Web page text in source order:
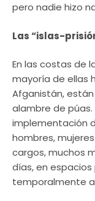
pero nadie hizo
Las “islas-
En las costas de
mayoría de ellas
Afganistán,
alambre de
implementación
hombres,
cargos, muchos
días, en
temporalmente